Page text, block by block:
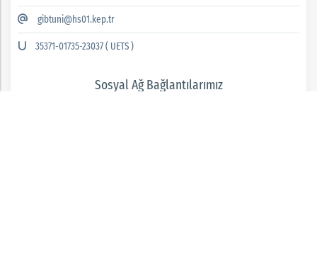
gibtuni@hs01.kep.tr
35371-01735-23037 ( UETS )
Sosyal Ağ Bağlantılarımız